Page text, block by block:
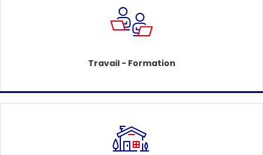
Travail - Formation